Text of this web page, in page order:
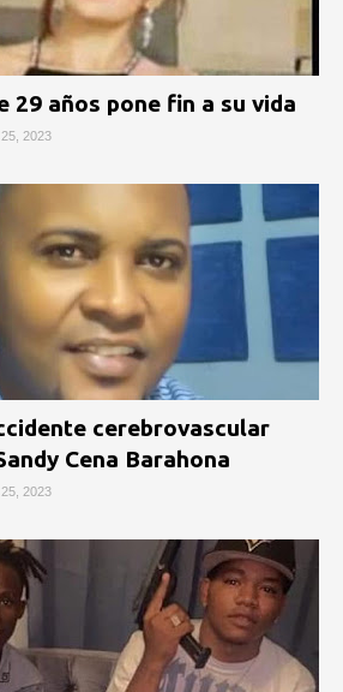
29 años pone fin a su vida
2023
cerebrovascular
Cena Barahona
2023